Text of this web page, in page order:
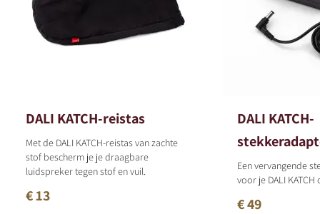
DALI KATCH-reistas
Met de DALI KATCH-reistas van zachte
stof bescherm je je draagbare
luidspreker tegen stof en vuil.
€ 13
DALI KATCH-
Een vervangende
voor je DALI KATCH
€ 49